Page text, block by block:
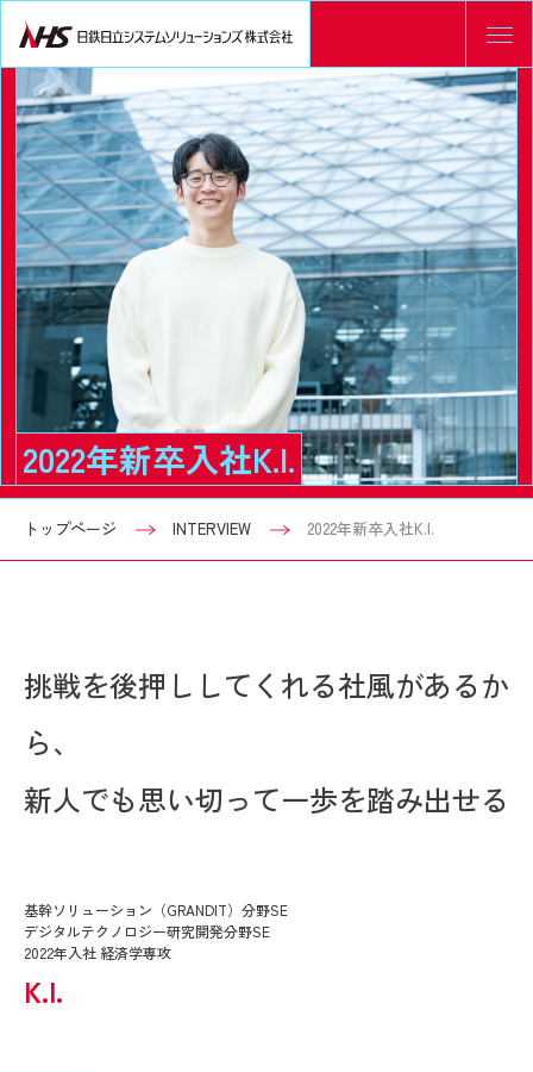
2022年新卒入社K.I.
トップページ INTERVIEW 2022年新卒入社K.I.
挑戦を後押ししてくれる社風があるか
ら、
新人でも思い切って一歩を踏み出せる
基幹ソリューション（GRANDIT）分野SE
デジタルテクノロジー研究開発分野SE
2022年入社 経済学専攻
K.I.